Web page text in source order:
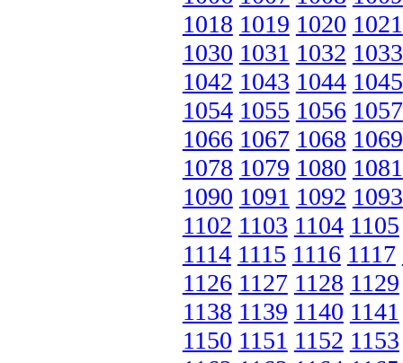
1018 1019 1020 1021
1030 1031 1032 1033
1042 1043 1044 1045
1054 1055 1056 1057
1066 1067 1068 1069
1078 1079 1080 1081
1090 1091 1092 1093
1102 1103 1104 1105
1114 1115 1116 1117
1126 1127 1128 1129
1138 1139 1140 1141
1150 1151 1152 1153